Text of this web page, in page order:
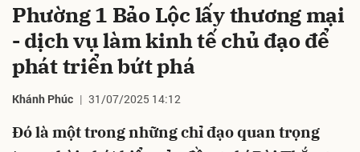
Phường 1 Bảo Lộc lấy thương mại
- dịch vụ làm kinh tế chủ đạo để
phát triển bứt phá
Khánh Phúc 31/07/2025 14:12
Đó là một trong những chỉ đạo quan trọng
Hủy Gửi